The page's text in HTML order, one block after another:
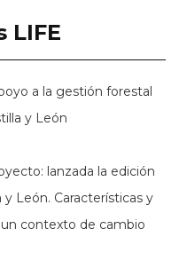
LIFE
a la gestión forestal
y León
lanzada la edición
León. Características y
contexto de cambio